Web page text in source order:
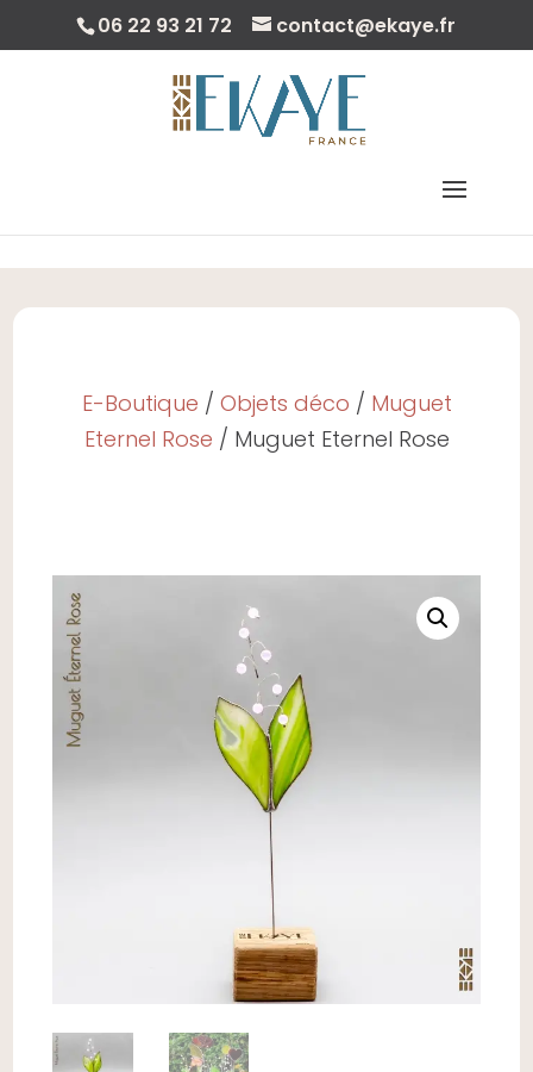
06 22 93 21 72 contact@ekaye.fr
E-Boutique / Objets déco / Muguet
Eternel Rose / Muguet Eternel Rose